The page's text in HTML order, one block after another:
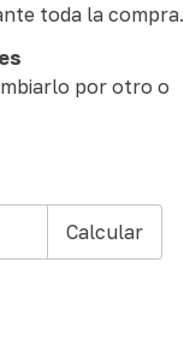
toda la compra.
por otro o
Calcular